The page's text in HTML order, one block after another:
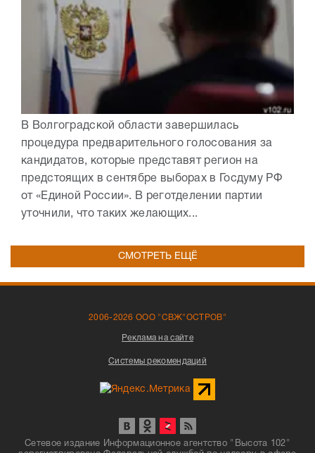
В Волгоградской области завершилась
процедура предварительного голосования за
кандидатов, которые представят регион на
предстоящих в сентябре выборах в Госдуму РФ
от «Единой России». В реготделении партии
уточнили, что таких желающих...
СМОТРЕТЬ ЕЩЁ
2006-2026 ООО "СВЖ"ОСТРОВ"
Реклама на сайте
Системы рекомендаций
Сетевое издание Информационное агентство "Высота 102"